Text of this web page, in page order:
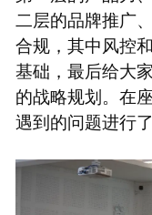
二层的品牌推广
合规，其中风控
基础，最后给大
的战略规划。在
遇到的问题进行